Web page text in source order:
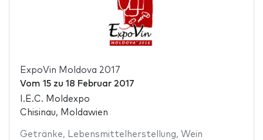
ExpoVin Moldova 2017
Vom 15zu 18 Februar 2017
I.E.C. Moldexpo
Chisinau, Moldawien
Getränke, Lebensmittelherstellung, Wein